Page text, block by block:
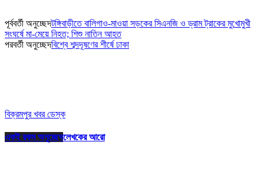
পূর্ববর্তী অনুচ্ছেদটঙ্গিবাড়ীতে বালিগাও-মাওয়া সড়কের সিএনজি ও ড্রাম ট্রাকের মুখোমুখী
সংঘর্ষে মা-মেয়ে নিহত; শিশু নাতিন আহত
পরবর্তী অনুচ্ছেদবিশ্বে শব্দদূষণের শীর্ষে ঢাকা
বিক্রমপুর খবর ডেস্ক
একই রকম অনুচ্ছেদলেখকের আরো